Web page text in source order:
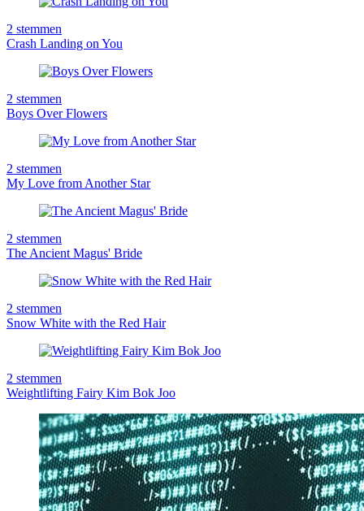
2 stemmen
Crash Landing on You
2 stemmen
Boys Over Flowers
2 stemmen
My Love from Another Star
2 stemmen
The Ancient Magus' Bride
2 stemmen
Snow White with the Red Hair
2 stemmen
Weightlifting Fairy Kim Bok Joo